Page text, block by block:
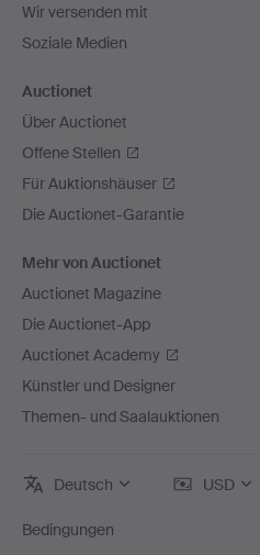
Wir versenden mit
Soziale Medien
Auctionet
Über Auctionet
Offene Stellen
Für Auktionshäuser
Die Auctionet-Garantie
Mehr von Auctionet
Auctionet Magazine
Die Auctionet-App
Auctionet Academy
Künstler und Designer
Themen- und Saalauktionen
Deutsch USD
Bedingungen